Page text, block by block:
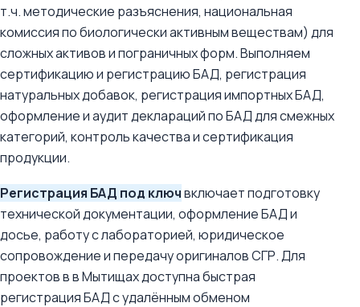
т.ч. методические разъяснения, национальная
комиссия по биологически активным веществам) для
сложных активов и пограничных форм. Выполняем
сертификацию и регистрацию БАД, регистрация
натуральных добавок, регистрация импортных БАД,
оформление и аудит деклараций по БАД для смежных
категорий, контроль качества и сертификация
продукции.
Регистрация БАД под ключвключает подготовку
технической документации, оформление БАД и
досье, работу с лабораторией, юридическое
сопровождение и передачу оригиналов СГР. Для
проектов в в Мытищах доступна быстрая
регистрация БАД с удалённым обменом